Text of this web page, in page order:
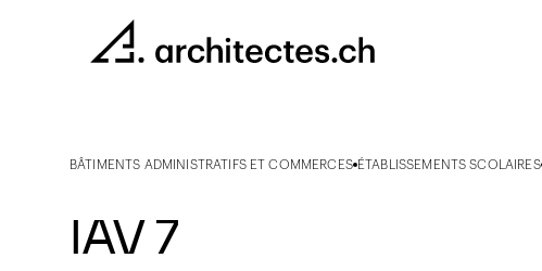
BÂTIMENTS ADMINISTRATIFS ET COMMERCES ÉTABLISSEMENTS SCOLAIRES
IAV 7